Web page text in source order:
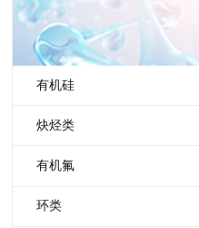
有机硅
炔烃类
有机氟
环类